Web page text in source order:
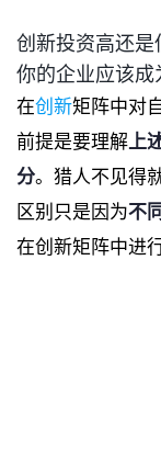
创新投资高还是
你的企业应该成
在创新矩阵中对
前提是要理解 上
分。猎人不见得
区别只是因为不
在创新矩阵中进